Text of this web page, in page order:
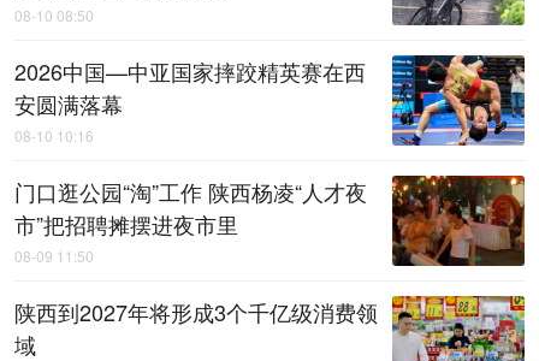
08-10 08:50
2026中国—中亚国家摔跤精英赛在西
安圆满落幕
08-10 10:16
门口逛公园“淘”工作 陕西杨凌“人才夜
市”把招聘摊摆进夜市里
08-09 11:50
陕西到2027年将形成3个千亿级消费领
域